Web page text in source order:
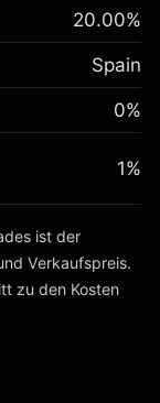
-0.004915
%
(-€0.25)
20.00%
Spain
0%
1%
ist der
Verkaufspreis.
zu den Kosten